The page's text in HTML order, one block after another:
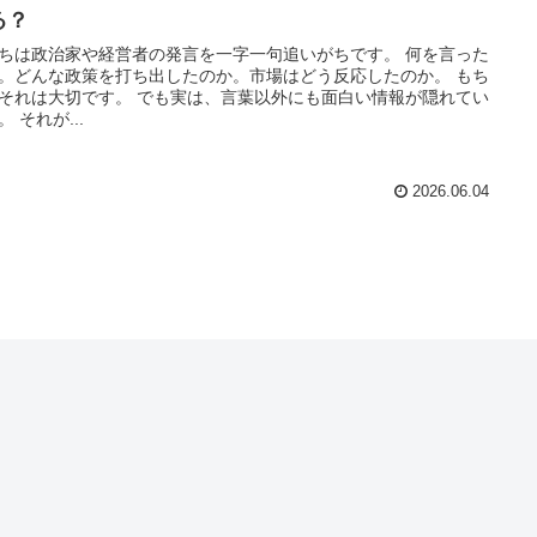
？
は政治家や経営者の発言を一字一句追いがちです。 何を言った
どんな政策を打ち出したのか。市場はどう反応したのか。 もち
れは大切です。 でも実は、言葉以外にも面白い情報が隠れてい
それが...
2026.06.04